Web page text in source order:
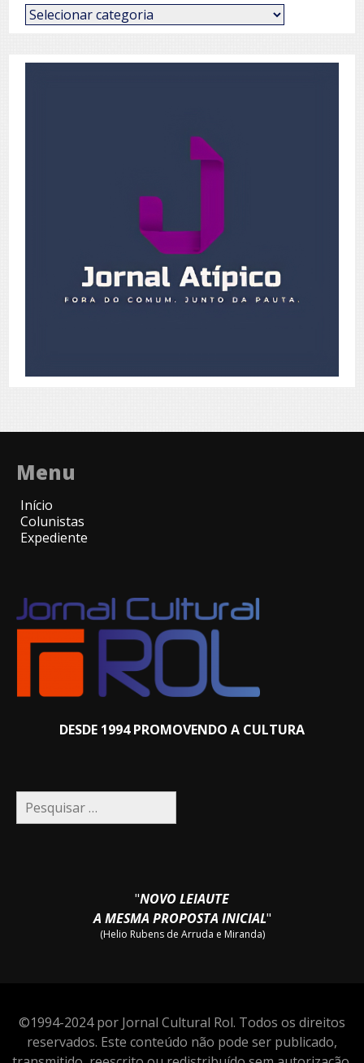
Categorias
de
Menu
Início
Colunistas
Expediente
DESDE 1994 PROMOVENDO A CULTURA
Pesquisar
por:
"NOVO LEIAUTE
A MESMA PROPOSTA INICIAL"
(Helio Rubens de Arruda e Miranda)
©1994-2024 por Jornal Cultural Rol. Todos os direitos
reservados. Este conteúdo não pode ser publicado,